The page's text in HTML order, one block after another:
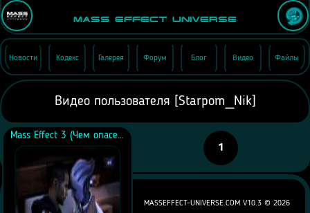
Mass Effect Universe
Новости Кодекс Галерея Форум Блог Видео Файлы
Видео пользователя [Starpom_Nik]
Mass Effect 3 (Чем опасен любовный треугольник?)
1
MASSEFFECT-UNIVERSE.COM V10.3 © 2026